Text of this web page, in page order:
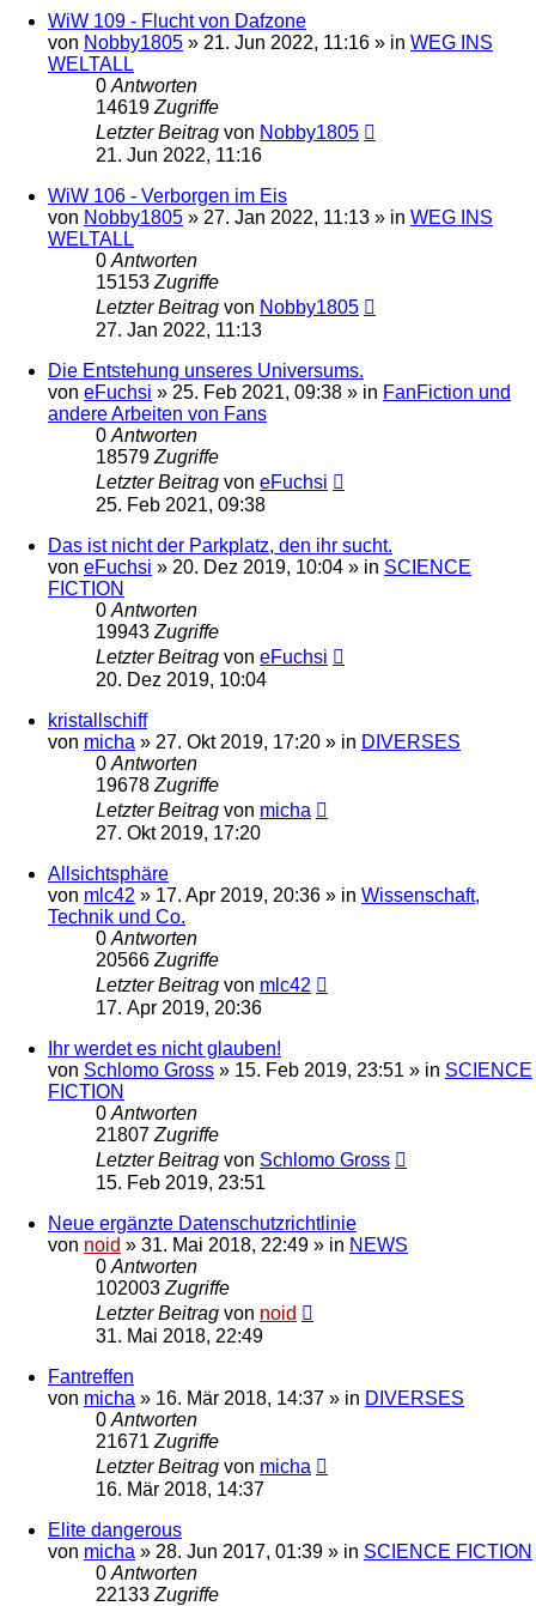
WiW 109 - Flucht von Dafzone
von Nobby1805 » 21. Jun 2022, 11:16 » in WEG INS
WELTALL
0 Antworten
14619 Zugriffe
Letzter Beitrag von Nobby1805
21. Jun 2022, 11:16
WiW 106 - Verborgen im Eis
von Nobby1805 » 27. Jan 2022, 11:13 » in WEG INS
WELTALL
0 Antworten
15153 Zugriffe
Letzter Beitrag von Nobby1805
27. Jan 2022, 11:13
Die Entstehung unseres Universums.
von eFuchsi » 25. Feb 2021, 09:38 » in FanFiction und
andere Arbeiten von Fans
0 Antworten
18579 Zugriffe
Letzter Beitrag von eFuchsi
25. Feb 2021, 09:38
Das ist nicht der Parkplatz, den ihr sucht.
von eFuchsi » 20. Dez 2019, 10:04 » in SCIENCE
FICTION
0 Antworten
19943 Zugriffe
Letzter Beitrag von eFuchsi
20. Dez 2019, 10:04
kristallschiff
von micha » 27. Okt 2019, 17:20 » in DIVERSES
0 Antworten
19678 Zugriffe
Letzter Beitrag von micha
27. Okt 2019, 17:20
Allsichtsphäre
von mlc42 » 17. Apr 2019, 20:36 » in Wissenschaft,
Technik und Co.
0 Antworten
20566 Zugriffe
Letzter Beitrag von mlc42
17. Apr 2019, 20:36
Ihr werdet es nicht glauben!
von Schlomo Gross » 15. Feb 2019, 23:51 » in SCIENCE
FICTION
0 Antworten
21807 Zugriffe
Letzter Beitrag von Schlomo Gross
15. Feb 2019, 23:51
Neue ergänzte Datenschutzrichtlinie
von noid » 31. Mai 2018, 22:49 » in NEWS
0 Antworten
102003 Zugriffe
Letzter Beitrag von noid
31. Mai 2018, 22:49
Fantreffen
von micha » 16. Mär 2018, 14:37 » in DIVERSES
0 Antworten
21671 Zugriffe
Letzter Beitrag von micha
16. Mär 2018, 14:37
Elite dangerous
von micha » 28. Jun 2017, 01:39 » in SCIENCE FICTION
0 Antworten
22133 Zugriffe